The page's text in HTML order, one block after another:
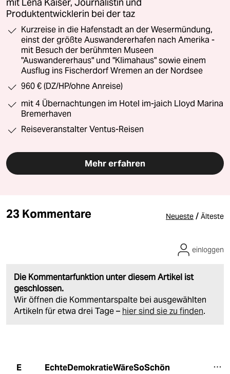
mit Lena Kaiser, Journalistin und
Produktentwicklerin bei der taz
Kurzreise in die Hafenstadt an der Wesermündung,
einst der größte Auswandererhafen nach Amerika -
mit Besuch der berühmten Museen
"Auswandererhaus" und "Klimahaus" sowie einem
Ausflug ins Fischerdorf Wremen an der Nordsee
960 € (DZ/HP/ohne Anreise)
mit 4 Übernachtungen im Hotel im-jaich Lloyd Marina
Bremerhaven
Reiseveranstalter Ventus-Reisen
Mehr erfahren
23 Kommentare Neueste / Älteste
Die Kommentarfunktion unter diesem Artikel ist
geschlossen.
Wir öffnen die Kommentarspalte bei ausgewählten
Artikeln für etwa drei Tage – hier sind sie zu finden.
einloggen
E EchteDemokratieWäreSoSchön